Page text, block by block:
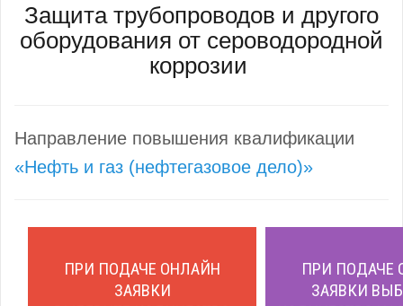
Защита трубопроводов и другого
оборудования от сероводородной
коррозии
Направление повышения квалификации
«Нефть и газ (нефтегазовое дело)»
ПРИ ПОДАЧЕ ОНЛАЙН
ЗАЯВКИ
ПРИ ПОДАЧЕ
ЗАЯВКИ